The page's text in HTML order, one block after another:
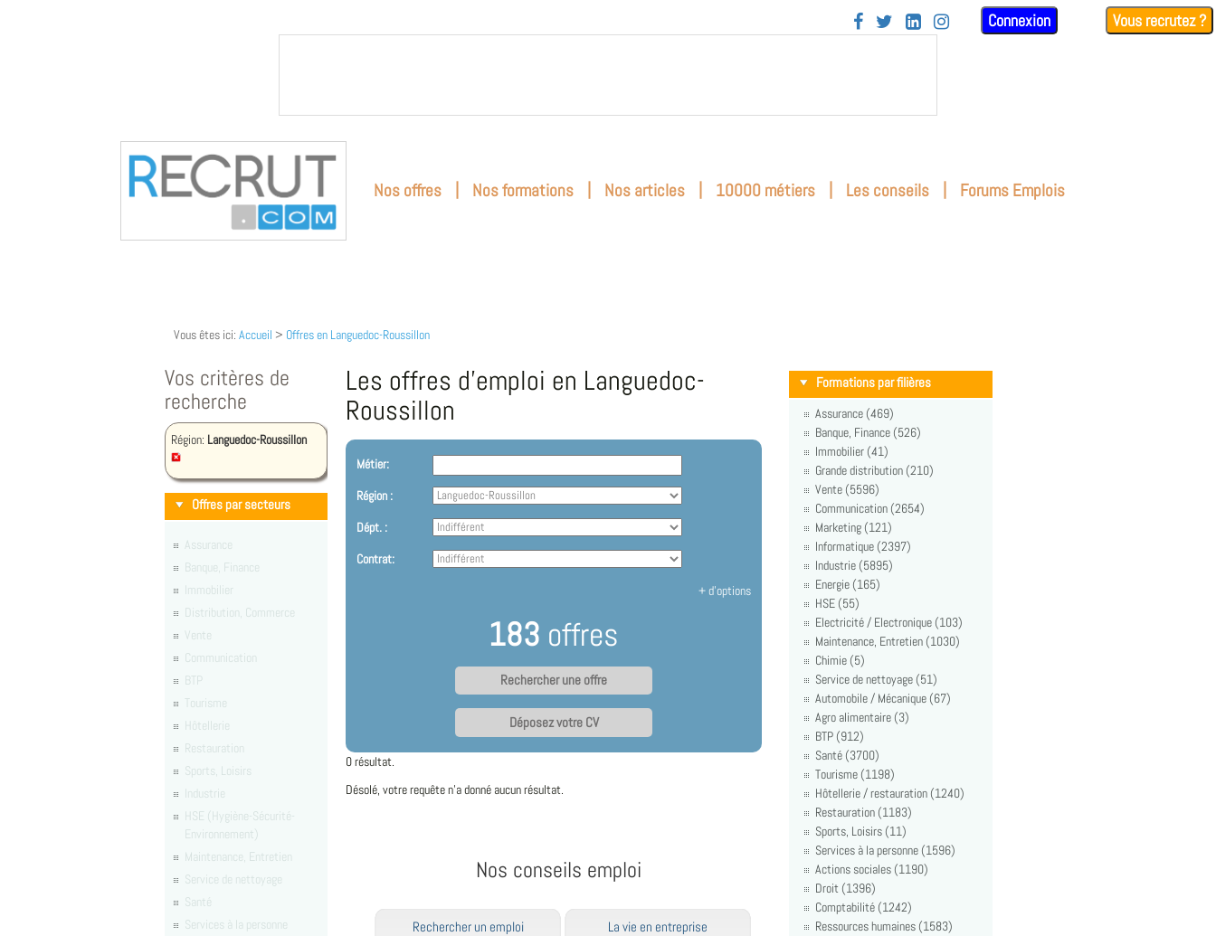
    Connexion Vous recrutez ?
Nos offres | Nos formations | Nos articles | 10000 métiers | Les conseils | Forums Emplois
Vous êtes ici: Accueil > Offres en Languedoc-Roussillon
Vos critères de
recherche
Région: Languedoc-Roussillon
Offres par secteurs
Assurance
Banque, Finance
Immobilier
Distribution, Commerce
Vente
Communication
BTP
Tourisme
Hôtellerie
Restauration
Sports, Loisirs
Industrie
HSE (Hygiène-Sécurité-
Environnement)
Maintenance, Entretien
Service de nettoyage
Santé
Services à la personne
Les offres d'emploi en Languedoc-
Roussillon
Métier:
Région :
Dépt. :
Contrat:
+ d'options
183 offres
Déposez votre CV
0 résultat.
Désolé, votre requête n'a donné aucun résultat.
Nos conseils emploi
Rechercher un emploi La vie en entreprise
Formations par filières
Assurance (469)
Banque, Finance (526)
Immobilier (41)
Grande distribution (210)
Vente (5596)
Communication (2654)
Marketing (121)
Informatique (2397)
Industrie (5895)
Energie (165)
HSE (55)
Electricité / Electronique (103)
Maintenance, Entretien (1030)
Chimie (5)
Service de nettoyage (51)
Automobile / Mécanique (67)
Agro alimentaire (3)
BTP (912)
Santé (3700)
Tourisme (1198)
Hôtellerie / restauration (1240)
Restauration (1183)
Sports, Loisirs (11)
Services à la personne (1596)
Actions sociales (1190)
Droit (1396)
Comptabilité (1242)
Ressources humaines (1583)